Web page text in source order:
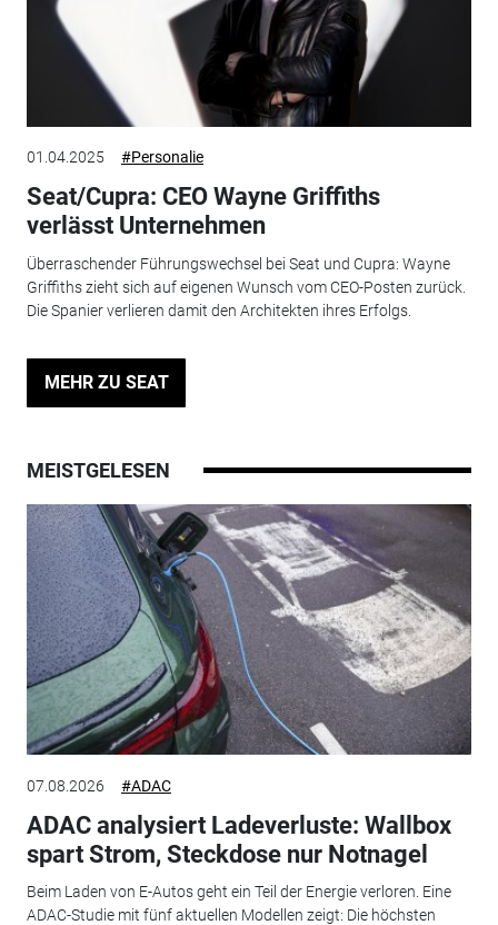
01.04.2025 #Personalie
Seat/Cupra: CEO Wayne Griffiths
verlässt Unternehmen
Überraschender Führungswechsel bei Seat und Cupra: Wayne
Griffiths zieht sich auf eigenen Wunsch vom CEO-Posten zurück.
Die Spanier verlieren damit den Architekten ihres Erfolgs.
MEHR ZU SEAT
MEISTGELESEN
07.08.2026 #ADAC
ADAC analysiert Ladeverluste: Wallbox
spart Strom, Steckdose nur Notnagel
Beim Laden von E-Autos geht ein Teil der Energie verloren. Eine
ADAC-Studie mit fünf aktuellen Modellen zeigt: Die höchsten